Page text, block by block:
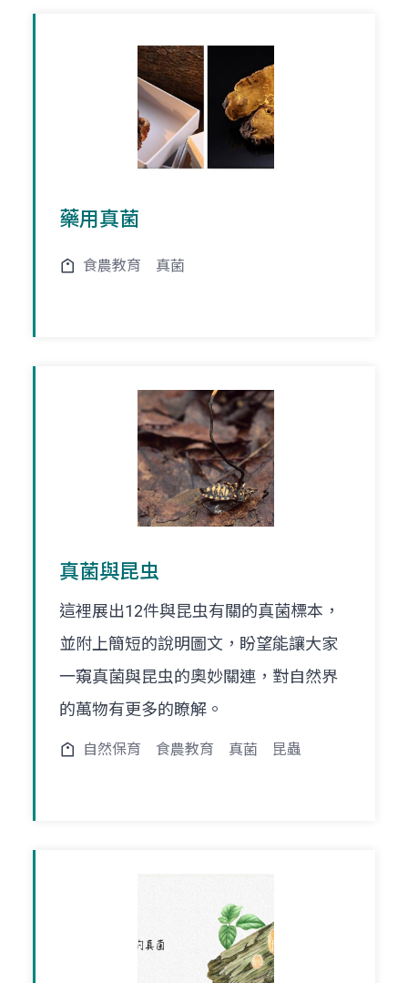
藥用真菌
食農教育 真菌
真菌與昆虫
這裡展出12件與昆虫有關的真菌標本，
並附上簡短的說明圖文，盼望能讓大家
一窺真菌與昆虫的奧妙關連，對自然界
的萬物有更多的瞭解。
自然保育 食農教育 真菌 昆蟲